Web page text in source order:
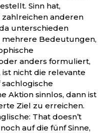
Sinn hat,
anderen
unterschieden
mehrere Bedeutungen,
anders formuliert,
nicht die relevante
sachlogische
Aktion sinnlos, dann ist
Ziel zu erreichen.
That doesn’t
auf die fünf Sinne,